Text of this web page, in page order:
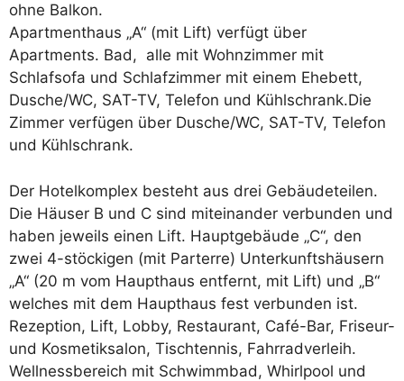
ohne Balkon.
Apartmenthaus „A“ (mit Lift) verfügt über
Apartments. Bad, alle mit Wohnzimmer mit
Schlafsofa und Schlafzimmer mit einem Ehebett,
Dusche/WC, SAT-TV, Telefon und Kühlschrank.Die
Zimmer verfügen über Dusche/WC, SAT-TV, Telefon
und Kühlschrank.
Der Hotelkomplex besteht aus drei Gebäudeteilen.
Die Häuser B und C sind miteinander verbunden und
haben jeweils einen Lift. Hauptgebäude „C“, den
zwei 4-stöckigen (mit Parterre) Unterkunftshäusern
„A“ (20 m vom Haupthaus entfernt, mit Lift) und „B“
welches mit dem Haupthaus fest verbunden ist.
Rezeption, Lift, Lobby, Restaurant, Café-Bar, Friseur-
und Kosmetiksalon, Tischtennis, Fahrradverleih.
Wellnessbereich mit Schwimmbad, Whirlpool und